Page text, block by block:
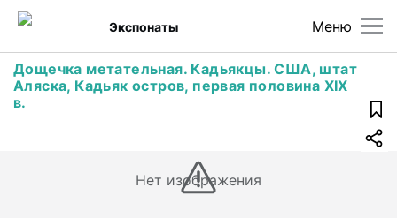
Меню
Экспонаты
Дощечка метательная. Кадьякцы. США, штат
Аляска, Кадьяк остров, первая половина XIX
в.
Нет изображения